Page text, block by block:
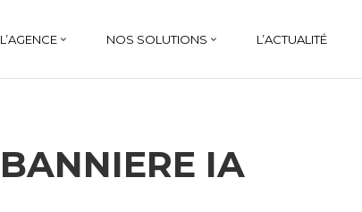
L’AGENCE NOS SOLUTIONS L’ACTUALITÉ
BANNIERE IA